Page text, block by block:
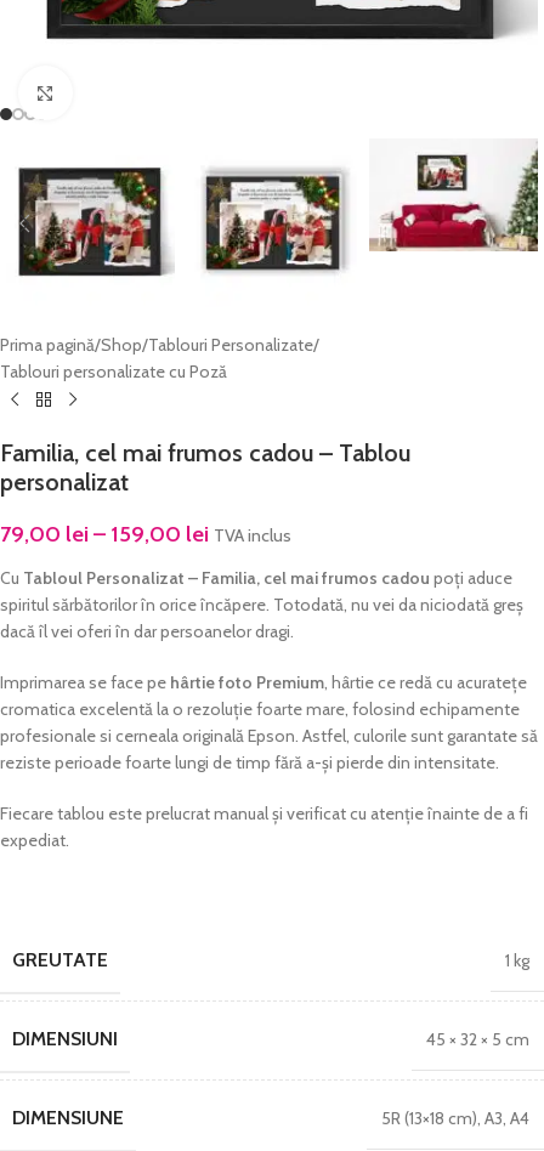
Prima pagină/Shop/Tablouri Personalizate/
Tablouri personalizate cu Poză
Familia, cel mai frumos cadou – Tablou
personalizat
79,00 lei – 159,00 lei TVA inclus
Cu Tabloul Personalizat – Familia, cel mai frumos cadou poți aduce
spiritul sărbătorilor în orice încăpere. Totodată, nu vei da niciodată greș
dacă îl vei oferi în dar persoanelor dragi.
Imprimarea se face pe hârtie foto Premium, hârtie ce redă cu acuratețe
cromatica excelentă la o rezoluție foarte mare, folosind echipamente
profesionale si cerneala originală Epson. Astfel, culorile sunt garantate să
reziste perioade foarte lungi de timp fără a-și pierde din intensitate.
Fiecare tablou este prelucrat manual și verificat cu atenție înainte de a fi
expediat.
GREUTATE 1 kg
DIMENSIUNI 45 × 32 × 5 cm
DIMENSIUNE 5R (13×18 cm), A3, A4